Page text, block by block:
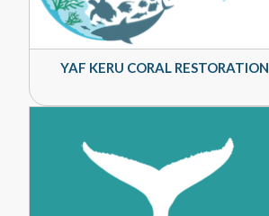
YAF KERU CORAL RESTORATION